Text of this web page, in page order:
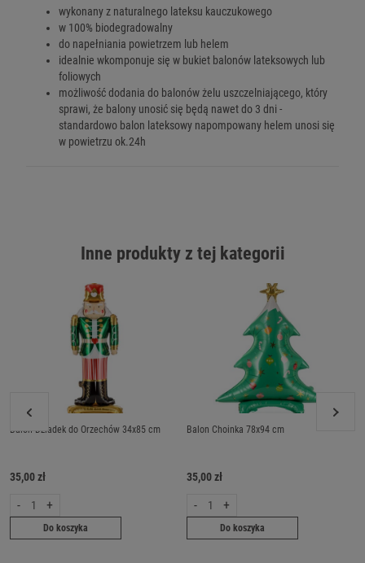
wykonany z naturalnego lateksu kauczukowego
w 100% biodegradowalny
do napełniania powietrzem lub helem
idealnie wkomponuje się w bukiet balonów lateksowych lub
foliowych
możliwość dodania do balonów żelu uszczelniającego, który
sprawi, że balony unosić się będą nawet do 3 dni -
standardowo balon lateksowy napompowany helem unosi się
w powietrzu ok.24h
Inne produkty z tej kategorii
Balon Dziadek do Orzechów 34x85 cm
35,00 zł
- +
Do koszyka
Balon Choinka 78x94 cm
35,00 zł
- +
Do koszyka